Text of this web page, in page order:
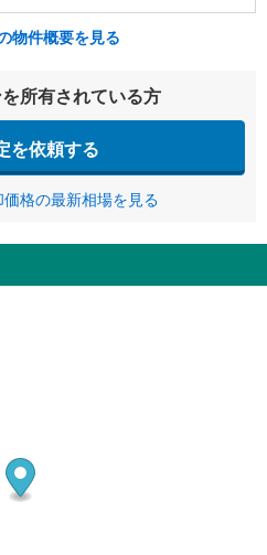
物件概要を見る
所有されている方
を依頼する
格の最新相場を見る